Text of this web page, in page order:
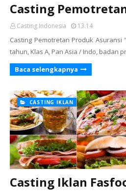
Casting
Casting Indonesia 13.14
Casting Pemotretan Produk Asuransi
tahun, Klas A, Pan Asia / Indo, badan
Baca selengkapnya
CASTING IKLAN
Casting Iklan